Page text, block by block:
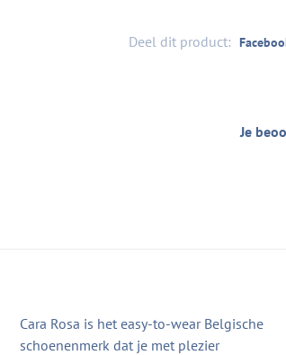
Deel dit product:
Je
Cara Rosa is het easy-to-wear Belgische
schoenenmerk dat je met plezier